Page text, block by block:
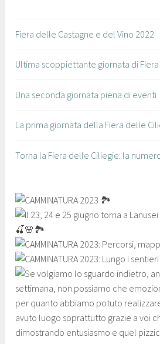
Fiera delle Castagne e del Vino 2022
Ultima scoppiettante giornata di Fiera!
Una seconda giornata piena di eventi
La prima giornata della Fiera delle
Torna la Fiera delle Ciliegie: la